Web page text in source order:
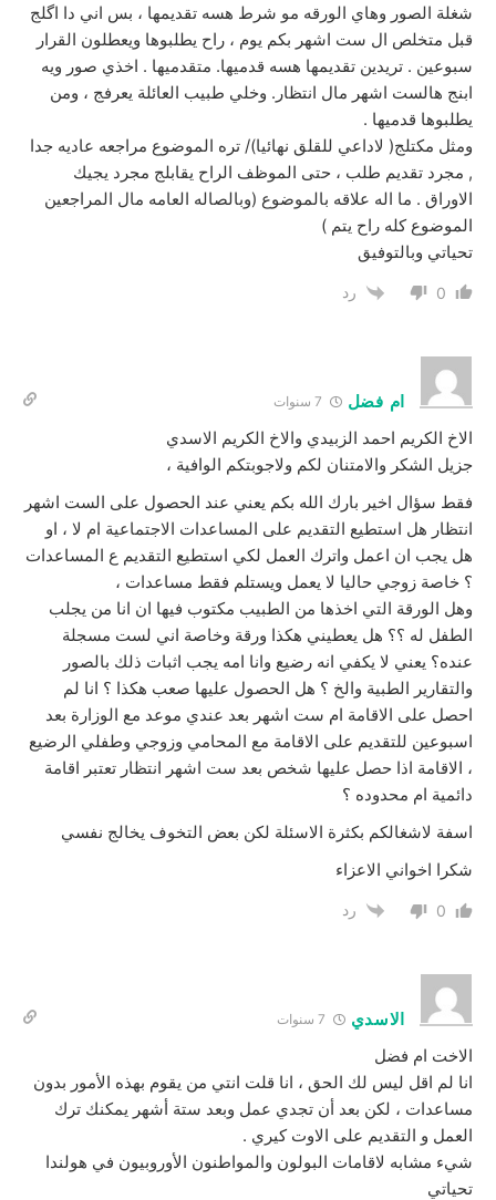
شغلة الصور وهاي الورقه مو شرط هسه تقديمها ، بس اني دا اگلج
قبل متخلص ال ست اشهر بكم يوم ، راح يطلبوها ويعطلون القرار
سبوعين . تريدين تقديمها هسه قدميها. متقدميها . اخذي صور ويه
ابنج هالست اشهر مال انتظار. وخلي طبيب العائلة يعرفج ، ومن
يطلبوها قدميها .
ومثل مكتلج( لاداعي للقلق نهائيا)/ تره الموضوع مراجعه عاديه جدا
, مجرد تقديم طلب ، حتى الموظف الراح يقابلج مجرد يجيك
الاوراق . ما اله علاقه بالموضوع (وبالصاله العامه مال المراجعين
الموضوع كله راح يتم )
تحياتي وبالتوفيق
0 رد
ام فضل
الاخ الكريم احمد الزبيدي والاخ الكريم الاسدي
جزيل الشكر والامتنان لكم ولاجوبتكم الوافية ،
فقط سؤال اخير بارك الله بكم يعني عند الحصول على الست اشهر
انتظار هل استطيع التقديم على المساعدات الاجتماعية ام لا ، او
هل يجب ان اعمل واترك العمل لكي استطيع التقديم ع المساعدات
؟ خاصة زوجي حاليا لا يعمل ويستلم فقط مساعدات ،
وهل الورقة التي اخذها من الطبيب مكتوب فيها ان انا من يجلب
الطفل له ؟؟ هل يعطيني هكذا ورقة وخاصة اني لست مسجلة
عنده؟ يعني لا يكفي انه رضيع وانا امه يجب اثبات ذلك بالصور
والتقارير الطبية والخ ؟ هل الحصول عليها صعب هكذا ؟ انا لم
احصل على الاقامة ام ست اشهر بعد عندي موعد مع الوزارة بعد
اسبوعين للتقديم على الاقامة مع المحامي وزوجي وطفلي الرضيع
، الاقامة اذا حصل عليها شخص بعد ست اشهر انتظار تعتبر اقامة
دائمية ام محدوده ؟
اسفة لاشغالكم بكثرة الاسئلة لكن بعض التخوف يخالج نفسي
شكرا اخواني الاعزاء
0 رد
الاسدي
الاخت ام فضل
انا لم اقل ليس لك الحق ، انا قلت انتي من يقوم بهذه الأمور بدون
مساعدات ، لكن بعد أن تجدي عمل وبعد ستة أشهر يمكنك ترك
العمل و التقديم على الاوت كيري .
شيء مشابه لاقامات البولون والمواطنون الأوروبيون في هولندا
تحياتي